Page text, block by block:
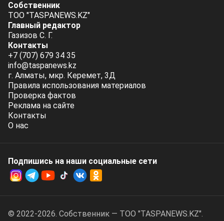
Собственник
ТОО "TASPANEWS.KZ"
Главный редактор
Газизов С. Г.
Контакты
+7 (707) 679 34 35
info@taspanews.kz
г. Алматы, мкр. Керемет, 3Д
Правила использования материалов
Проверка фактов
Реклама на сайте
Контакты
О нас
Подпишись на наши социальные cети
© 2022-2026. Собственник — ТОО "TASPANEWS.KZ".